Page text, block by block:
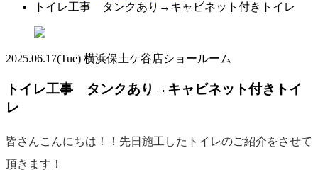
トイレ工事 タンクあり→キャビネット付きトイレ
2025.06.17(Tue) 横浜保土ケ谷店ショールーム
トイレ工事 タンクあり→キャビネット付きトイ
レ
皆さんこんにちは！！先日施工したトイレのご紹介をさせて
頂きます！